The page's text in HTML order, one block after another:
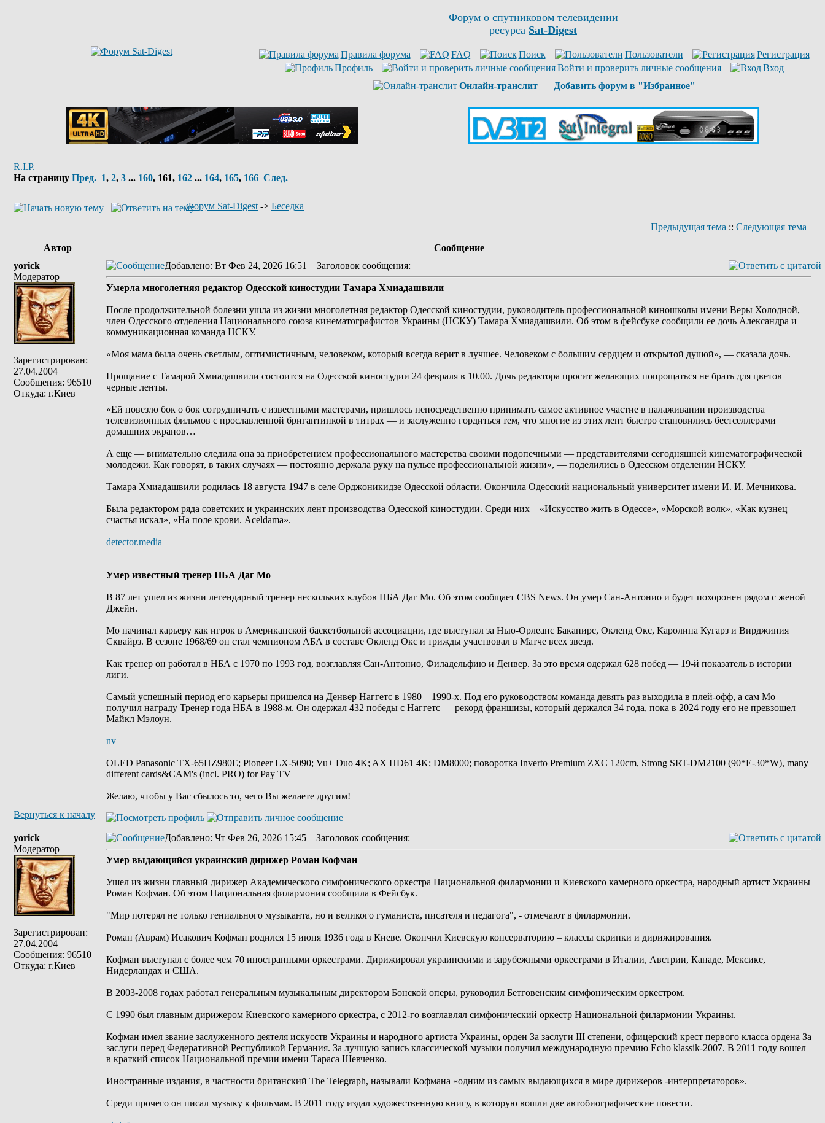
Форум о спутниковом телевидении
ресурса Sat-Digest
Правила форума FAQ Поиск Пользователи
Регистрация
Профиль
Войти и проверить личные сообщения
Вход
Онлайн-транслит
Добавить форум в "Избранное"
R.I.P.
На страницу Пред. 1, 2, 3 ... 160, 161, 162 ... 164, 165, 166 След.
Форум Sat-Digest -> Беседка
Предыдущая тема :: Следующая тема
Автор
Сообщение
yorick
Модератор
Зарегистрирован:
27.04.2004
Сообщения: 96510
Откуда: г.Киев
Добавлено: Вт Фев 24, 2026 16:51 Заголовок сообщения:
Умерла многолетняя редактор Одесской киностудии Тамара Хмиадашвили
После продолжительной болезни ушла из жизни многолетняя редактор Одесской киностудии, руководитель профессиональной киношколы имени Веры Холодной,
член Одесского отделения Национального союза кинематографистов Украины (НСКУ) Тамара Хмиадашвили. Об этом в фейсбуке сообщили ее дочь Александра и
коммуникационная команда НСКУ.
«Моя мама была очень светлым, оптимистичным, человеком, который всегда верит в лучшее. Человеком с большим сердцем и открытой душой», — сказала дочь.
Прощание с Тамарой Хмиадашвили состоится на Одесской киностудии 24 февраля в 10.00. Дочь редактора просит желающих попрощаться не брать для цветов
черные ленты.
«Ей повезло бок о бок сотрудничать с известными мастерами, пришлось непосредственно принимать самое активное участие в налаживании производства
телевизионных фильмов с прославленной бригантинкой в ​​титрах — и заслуженно гордиться тем, что многие из этих лент быстро становились бестселлерами
домашних экранов…
А еще — внимательно следила она за приобретением профессионального мастерства своими подопечными — представителями сегодняшней кинематографической
молодежи. Как говорят, в таких случаях — постоянно держала руку на пульсе профессиональной жизни», — поделились в Одесском отделении НСКУ.
Тамара Хмиадашвили родилась 18 августа 1947 в селе Орджоникидзе Одесской области. Окончила Одесский национальный университет имени И. И. Мечникова.
Была редактором ряда советских и украинских лент производства Одесской киностудии. Среди них – «Искусство жить в Одессе», «Морской волк», «Как кузнец
счастья искал», «На поле крови. Aceldama».
detector.media
Умер известный тренер НБА Даг Мо
В 87 лет ушел из жизни легендарный тренер нескольких клубов НБА Даг Мо. Об этом сообщает CBS News. Он умер Сан-Антонио и будет похоронен рядом с женой
Джейн.
Мо начинал карьеру как игрок в Американской баскетбольной ассоциации, где выступал за Нью-Орлеанс Баканирс, Окленд Окс, Каролина Кугарз и Вирджиния
Сквайрз. В сезоне 1968/69 он стал чемпионом АБА в составе Окленд Окс и трижды участвовал в Матче всех звезд.
Как тренер он работал в НБА с 1970 по 1993 год, возглавляя Сан-Антонио, Филадельфию и Денвер. За это время одержал 628 побед — 19-й показатель в истории
лиги.
Самый успешный период его карьеры пришелся на Денвер Наггетс в 1980—1990-х. Под его руководством команда девять раз выходила в плей-офф, а сам Мо
получил награду Тренер года НБА в 1988-м. Он одержал 432 победы с Наггетс — рекорд франшизы, который держался 34 года, пока в 2024 году его не превзошел
Майкл Мэлоун.
nv
OLED Panasonic TX-65HZ980E; Pioneer LX-5090; Vu+ Duo 4K; AX HD61 4K; DM8000; поворотка Inverto Premium ZXC 120cm, Strong SRT-DM2100 (90*E-30*W), many
different cards&CAM's (incl. PRO) for Pay TV
Желаю, чтобы у Вас сбылось то, чего Вы желаете другим!
Вернуться к началу
yorick
Модератор
Зарегистрирован:
27.04.2004
Сообщения: 96510
Откуда: г.Киев
Добавлено: Чт Фев 26, 2026 15:45 Заголовок сообщения:
Умер выдающийся украинский дирижер Роман Кофман
Ушел из жизни главный дирижер Академического симфонического оркестра Национальной филармонии и Киевского камерного оркестра, народный артист Украины
Роман Кофман. Об этом Национальная филармония сообщила в Фейсбук.
"Мир потерял не только гениального музыканта, но и великого гуманиста, писателя и педагога", - отмечают в филармонии.
Роман (Аврам) Исакович Кофман родился 15 июня 1936 года в Киеве. Окончил Киевскую консерваторию – классы скрипки и дирижирования.
Кофман выступал с более чем 70 иностранными оркестрами. Дирижировал украинскими и зарубежными оркестрами в Италии, Австрии, Канаде, Мексике,
Нидерландах и США.
В 2003-2008 годах работал генеральным музыкальным директором Бонской оперы, руководил Бетговенским симфоническим оркестром.
С 1990 был главным дирижером Киевского камерного оркестра, с 2012-го возглавлял симфонический оркестр Национальной филармонии Украины.
Кофман имел звание заслуженного деятеля искусств Украины и народного артиста Украины, орден За заслуги III степени, офицерский крест первого класса ордена За
заслуги перед Федеративной Республикой Германия. За лучшую запись классической музыки получил международную премию Echo klassik-2007. В 2011 году вошел
в краткий список Национальной премии имени Тараса Шевченко.
Иностранные издания, в частности британский The Telegraph, называли Кофмана «одним из самых выдающихся в мире дирижеров -интерпретаторов».
Среди прочего он писал музыку к фильмам. В 2011 году издал художественную книгу, в которую вошли две автобиографические повести.